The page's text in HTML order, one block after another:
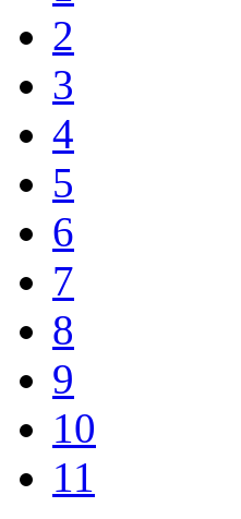
2
3
4
5
6
7
8
9
10
11